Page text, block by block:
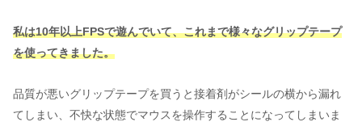
私は10年以上FPSで遊んでいて、これまで様々なグリップテープ
を使ってきました。
品質が悪いグリップテープを買うと接着剤がシールの横から漏れ
てしまい、不快な状態でマウスを操作することになってしまいま